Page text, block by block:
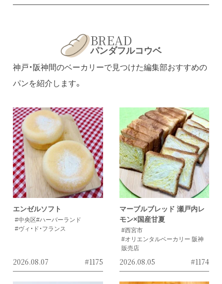
BREAD
パンダフルコウベ
神戸・阪神間のベーカリーで見つけた編集部おすすめの
パンを紹介します。
エンゼルソフト
#中央区#ハーバーランド
#ヴィ・ド・フランス
2026.08.07 #1175
マーブルブレッド 瀬戸内レ
モン×国産甘夏
#西宮市
#オリエンタルベーカリー 阪神
販売店
2026.08.05 #1174